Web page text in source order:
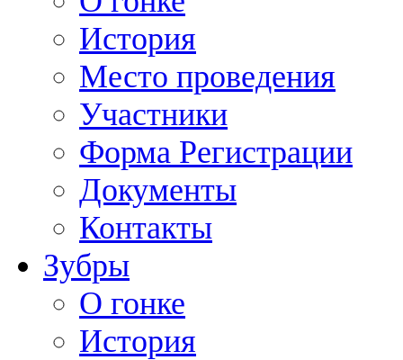
История
Место проведения
Участники
Форма Регистрации
Документы
Контакты
Зубры
О гонке
История